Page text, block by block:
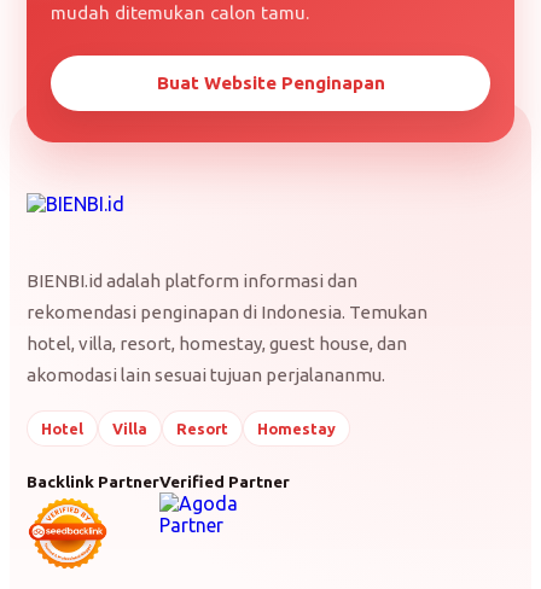
mudah ditemukan calon tamu.
Buat Website Penginapan
BIENBI.id adalah platform informasi dan
rekomendasi penginapan di Indonesia. Temukan
hotel, villa, resort, homestay, guest house, dan
akomodasi lain sesuai tujuan perjalananmu.
Hotel Villa Resort Homestay
Backlink PartnerVerified Partner